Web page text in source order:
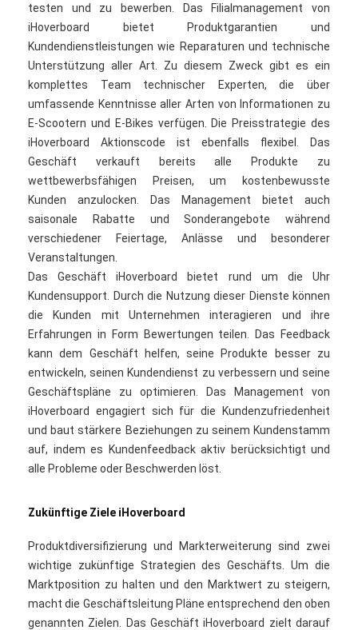
testen und zu bewerben. Das Filialmanagement von
iHoverboard bietet Produktgarantien und
Kundendienstleistungen wie Reparaturen und technische
Unterstützung aller Art. Zu diesem Zweck gibt es ein
komplettes Team technischer Experten, die über
umfassende Kenntnisse aller Arten von Informationen zu
E-Scootern und E-Bikes verfügen. Die Preisstrategie des
iHoverboard Aktionscode ist ebenfalls flexibel. Das
Geschäft verkauft bereits alle Produkte zu
wettbewerbsfähigen Preisen, um kostenbewusste
Kunden anzulocken. Das Management bietet auch
saisonale Rabatte und Sonderangebote während
verschiedener Feiertage, Anlässe und besonderer
Veranstaltungen.
Das Geschäft iHoverboard bietet rund um die Uhr
Kundensupport. Durch die Nutzung dieser Dienste können
die Kunden mit Unternehmen interagieren und ihre
Erfahrungen in Form Bewertungen teilen. Das Feedback
kann dem Geschäft helfen, seine Produkte besser zu
entwickeln, seinen Kundendienst zu verbessern und seine
Geschäftspläne zu optimieren. Das Management von
iHoverboard engagiert sich für die Kundenzufriedenheit
und baut stärkere Beziehungen zu seinem Kundenstamm
auf, indem es Kundenfeedback aktiv berücksichtigt und
alle Probleme oder Beschwerden löst.
Zukünftige Ziele iHoverboard
Produktdiversifizierung und Markterweiterung sind zwei
wichtige zukünftige Strategien des Geschäfts. Um die
Marktposition zu halten und den Marktwert zu steigern,
macht die Geschäftsleitung Pläne entsprechend den oben
genannten Zielen. Das Geschäft iHoverboard zielt darauf